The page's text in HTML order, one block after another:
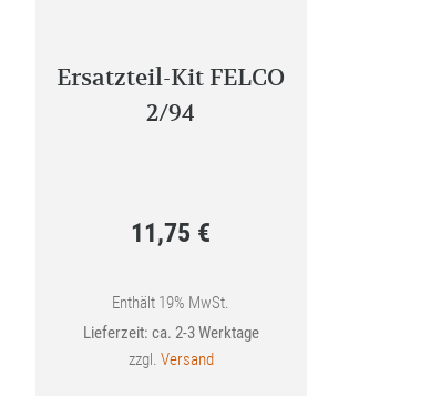
Ersatzteil-Kit FELCO
2/94
11,75 €
Enthält 19% MwSt.
Lieferzeit: ca. 2-3 Werktage
zzgl. Versand